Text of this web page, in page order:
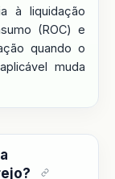
à liquidação
(ROC) e
quando o
muda